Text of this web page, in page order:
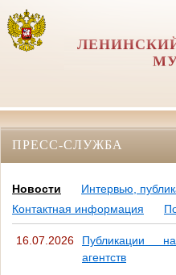
ПРЕСС-СЛУЖБА
Новости
Интервью,
Контактная информация
16.07.2026
Публикации
агентств